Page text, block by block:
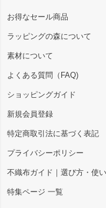
お得なセール商品
ラッピングの森について
素材について
よくある質問（FAQ)
ショッピングガイド
新規会員登録
特定商取引法に基づく表記
プライバシーポリシー
不織布ガイド｜選び方・使
特集ページ 一覧